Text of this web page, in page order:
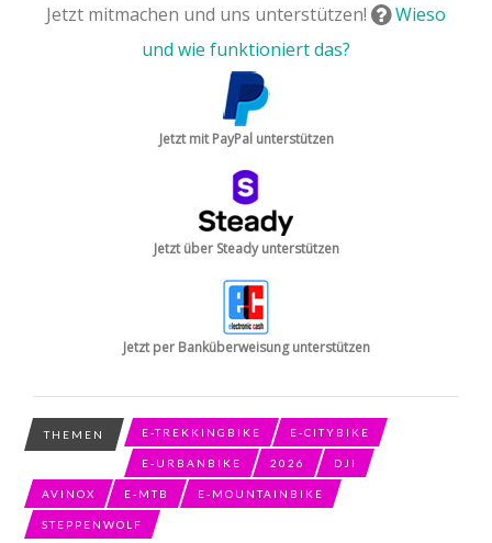
Jetzt mitmachen und uns unterstützen!
Wieso
und wie funktioniert das?
Jetzt mit PayPal unterstützen
Jetzt über Steady unterstützen
Jetzt per Banküberweisung unterstützen
THEMEN E-TREKKINGBIKE E-CITYBIKE
E-URBANBIKE 2026 DJI
AVINOX E-MTB E-MOUNTAINBIKE
STEPPENWOLF